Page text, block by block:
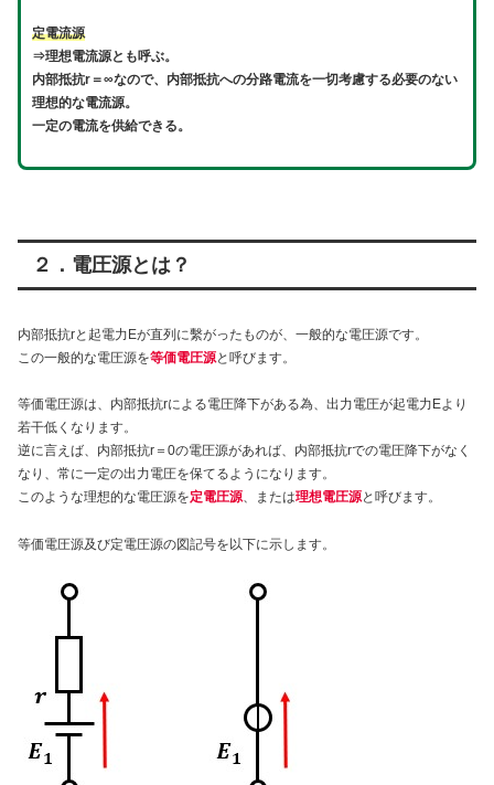
定電流源
⇒理想電流源とも呼ぶ。
内部抵抗r＝∞なので、内部抵抗への分路電流を一切考慮する必要のない
理想的な電流源。
一定の電流を供給できる。
２．電圧源とは？
内部抵抗rと起電力Eが直列に繫がったものが、一般的な電圧源です。
この一般的な電圧源を等価電圧源と呼びます。
等価電圧源は、内部抵抗rによる電圧降下がある為、出力電圧が起電力Eより
若干低くなります。
逆に言えば、内部抵抗r＝0の電圧源があれば、内部抵抗rでの電圧降下がなく
なり、常に一定の出力電圧を保てるようになります。
このような理想的な電圧源を定電圧源、または理想電圧源と呼びます。
等価電圧源及び定電圧源の図記号を以下に示します。